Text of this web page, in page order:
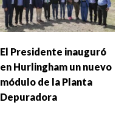
El Presidente inauguró
en Hurlingham un nuevo
módulo de la Planta
Depuradora